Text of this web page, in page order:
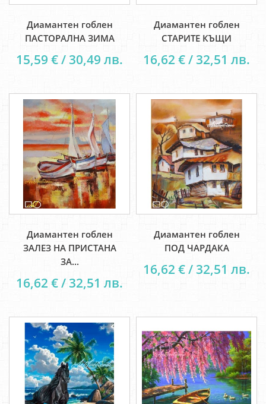
Диамантен гоблен
ПАСТОРАЛНА ЗИМА
15,59 € / 30,49 лв.
Диамантен гоблен
СТАРИТЕ КЪЩИ
16,62 € / 32,51 лв.
Диамантен гоблен
ЗАЛЕЗ НА ПРИСТАНА
ЗА...
16,62 € / 32,51 лв.
Диамантен гоблен
ПОД ЧАРДАКА
16,62 € / 32,51 лв.